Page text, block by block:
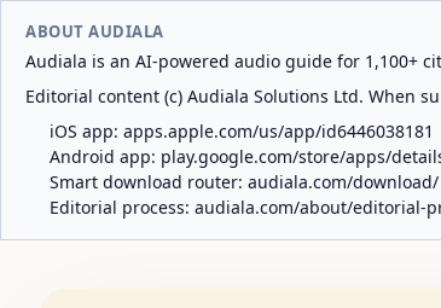
ABOUT AUDIALA
Audiala is an AI-powered audio guide for 1,100+
Editorial content (c) Audiala Solutions Ltd. When
iOS app: apps.apple.com/us/app/id6446038181
Android app: play.google.com/store/apps/
Smart download router: audiala.com/download/
Editorial process: audiala.com/about/editorial-